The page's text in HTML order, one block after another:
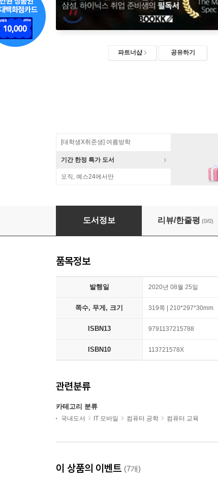
파트너샵 공유하기
[대학생X취준생] 여름방학
기간 한정 특가 도서
오직, 예스24에서만
eMMC 메모리 반도체 개발을 쉽게 이해하기
도서정보 리뷰/한줄평 (0/0)
품목정보
발행일 2020년 08월 25일
쪽수, 무게, 크기 319쪽 | 210*297*30mm
ISBN13 9791137215788
ISBN10 113721578X
관련분류
카테고리 분류
국내도서 IT 모바일 컴퓨터 공학 컴퓨터 교육
이 상품의 이벤트 (7개)